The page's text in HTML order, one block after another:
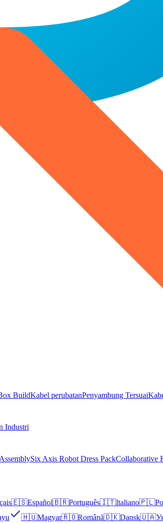
BuildKabel perubatanPenyambung Tersuai
Industri
Six Axis Robot Dress PackCollaborative
🇪🇸Español🇧🇷Português🇮🇹Italiano🇵🇱
🇭🇺Magyar🇷🇴Română🇩🇰Dansk🇺🇦